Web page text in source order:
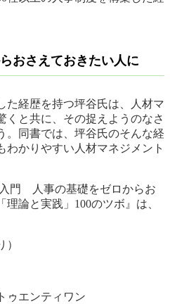
おさえておきたい人に
た経歴を持つ坪谷氏は、人材マ
くと共に、その捉えようのなさ
。同書では、坪谷氏のそんな経
わかりやすい人材マネジメント
入門 人事の基礎をゼロからお
論と実践」100のツボ』は、
ゥエンティワン